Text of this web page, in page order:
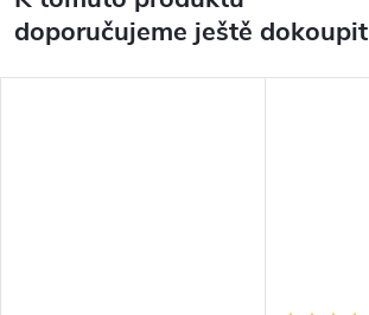
doporučujeme ještě dokoupit